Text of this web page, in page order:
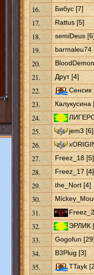
16. Бибус [7]
17. Rattus [5]
18. semiDeus
19. barmaleu74
20.
21. Друт [4]
22. Сенсик
23. Калукусина
24.
25. jem3 [6]
26.
27. Freez_18 [5]
28. Freez_17 [4]
29. the_Nort [4]
30.
31.
32. ЭРЛИК
33. Gogofun
34. B3Plug [3]
35. TTayk